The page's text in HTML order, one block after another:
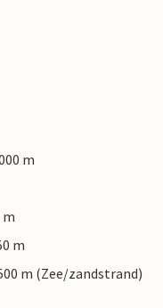
m
m
m (Zee/zandstrand)